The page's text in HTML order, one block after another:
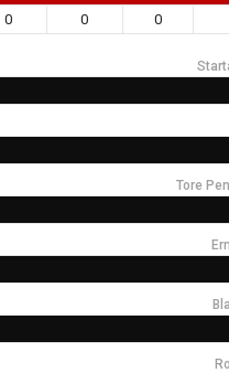
0 0 0
Tore